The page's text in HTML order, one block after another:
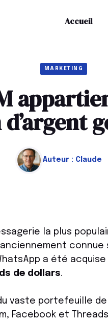
Accueil
MARKETING
Auteur : Claude
la plus
connue
a été acquise
de dollars.
vaste portefeuille
Facebook et